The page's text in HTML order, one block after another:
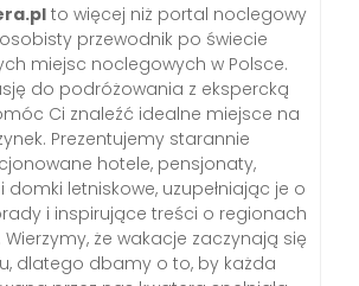
to więcej niż portal noclegowy
przewodnik po świecie
miejsc noclegowych w Polsce.
do podróżowania z ekspercką
Ci znaleźć idealne miejsce na
Prezentujemy starannie
hotele, pensjonaty,
letniskowe, uzupełniając je o
i inspirujące treści o regionach
że wakacje zaczynają się
dlatego dbamy o to, by każda